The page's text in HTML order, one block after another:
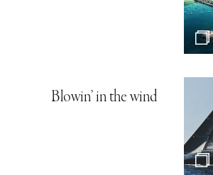
Blowin’ in the wind